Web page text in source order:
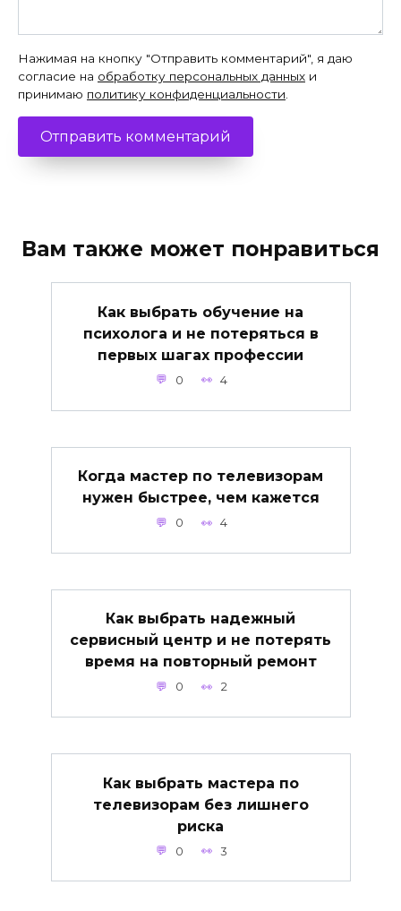
Нажимая на кнопку "Отправить комментарий", я даю
согласие на обработку персональных данных и
принимаю политику конфиденциальности.
Вам также может понравиться
Как выбрать обучение на
психолога и не потеряться в
первых шагах профессии
0 4
Когда мастер по телевизорам
нужен быстрее, чем кажется
0 4
Как выбрать надежный
сервисный центр и не потерять
время на повторный ремонт
0 2
Как выбрать мастера по
телевизорам без лишнего
риска
0 3